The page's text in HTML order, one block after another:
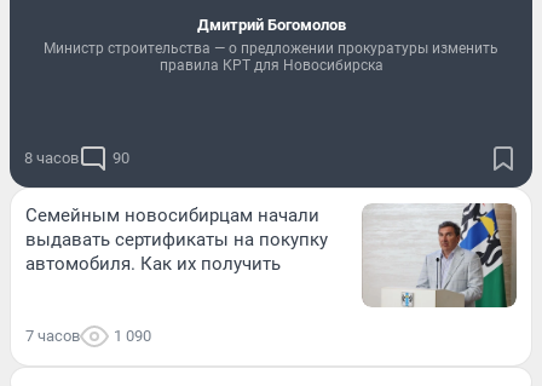
Дмитрий Богомолов
Министр строительства — о предложении прокуратуры изменить
правила КРТ для Новосибирска
8 часов 90
Семейным новосибирцам начали
выдавать сертификаты на покупку
автомобиля. Как их получить
7 часов 1 090